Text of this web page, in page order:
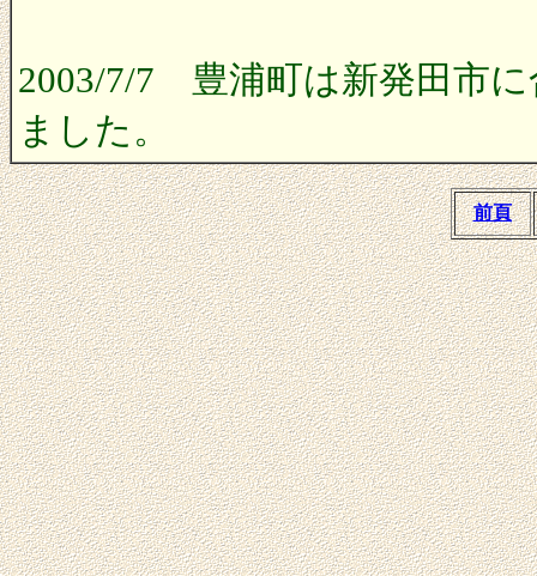
2003/7/7 豊浦町は新発田市
ました。
前頁